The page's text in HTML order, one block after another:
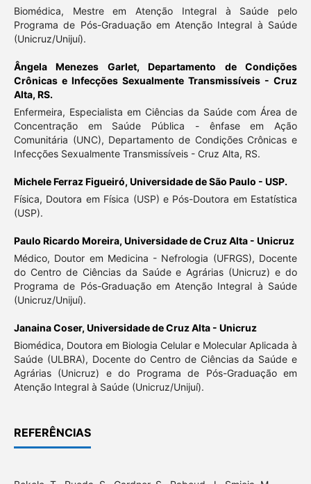
Biomédica, Mestre em Atenção Integral à Saúde pelo
Programa de Pós-Graduação em Atenção Integral à Saúde
(Unicruz/Unijuí).
Ângela Menezes Garlet,Departamento de Condições
Crônicas e Infecções Sexualmente Transmissíveis - Cruz
Alta, RS.
Enfermeira, Especialista em Ciências da Saúde com Área de
Concentração em Saúde Pública - ênfase em Ação
Comunitária (UNC), Departamento de Condições Crônicas e
Infecções Sexualmente Transmissíveis - Cruz Alta, RS.
Michele Ferraz Figueiró, Universidade de São Paulo - USP.
Física, Doutora em Física (USP) e Pós-Doutora em Estatística
(USP).
Paulo Ricardo Moreira, Universidade de Cruz Alta - Unicruz
Médico, Doutor em Medicina - Nefrologia (UFRGS), Docente
do Centro de Ciências da Saúde e Agrárias (Unicruz) e do
Programa de Pós-Graduação em Atenção Integral à Saúde
(Unicruz/Unijuí).
Janaina Coser, Universidade de Cruz Alta - Unicruz
Biomédica, Doutora em Biologia Celular e Molecular Aplicada à
Saúde (ULBRA), Docente do Centro de Ciências da Saúde e
Agrárias (Unicruz) e do Programa de Pós-Graduação em
Atenção Integral à Saúde (Unicruz/Unijuí).
REFERÊNCIAS